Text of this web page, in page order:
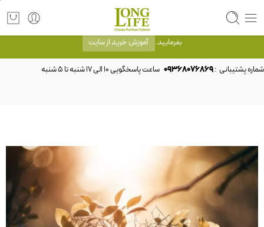
توجه! برند لانگ لایف رایحه های معروف را با شیشه و بسته بندی خود شرکت لانگ لایف
عرضه می کند.که با انتخاب حجم هر ادکلنی می توانید شیشه و بسته بندی را ملاحظه
بفرمایید. آموزش خرید از سایت
شماره پشتیبانی :09368076869